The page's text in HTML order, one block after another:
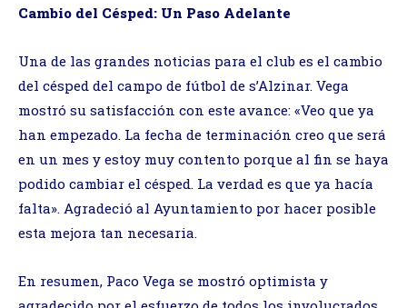
Cambio del Césped: Un Paso Adelante
Una de las grandes noticias para el club es el cambio
del césped del campo de fútbol de s’Alzinar. Vega
mostró su satisfacción con este avance: «Veo que ya
han empezado. La fecha de terminación creo que será
en un mes y estoy muy contento porque al fin se haya
podido cambiar el césped. La verdad es que ya hacía
falta». Agradeció al Ayuntamiento por hacer posible
esta mejora tan necesaria.
En resumen, Paco Vega se mostró optimista y